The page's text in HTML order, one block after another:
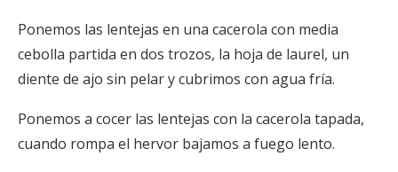
Ponemos las lentejas en una cacerola con media
cebolla partida en dos trozos, la hoja de laurel, un
diente de ajo sin pelar y cubrimos con agua fría.
Ponemos a cocer las lentejas con la cacerola tapada,
cuando rompa el hervor bajamos a fuego lento.